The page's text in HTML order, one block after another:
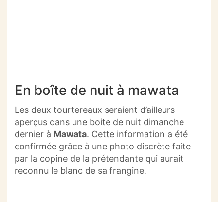
En boîte de nuit à mawata
Les deux tourtereaux seraient d’ailleurs
aperçus dans une boite de nuit dimanche
dernier à Mawata. Cette information a été
confirmée grâce à une photo discrète faite
par la copine de la prétendante qui aurait
reconnu le blanc de sa frangine.